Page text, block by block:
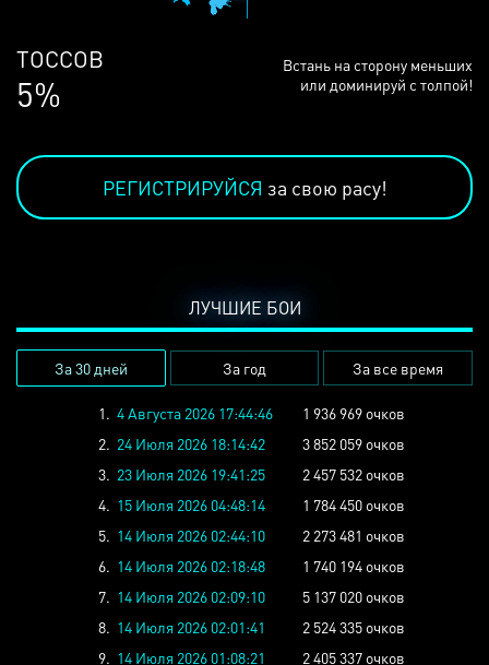
ЛЮДЕЙ
69%
Встань на сторону меньших
или доминируй с толпой!
РЕГИСТРИРУЙСЯ за свою расу!
ЛУЧШИЕ БОИ
За 30 дней За год За все время
1. 4 Августа 2026 17:44:46
1 936 969 очков
2. 24 Июля 2026 18:14:42
3 852 059 очков
3. 23 Июля 2026 19:41:25
2 457 532 очков
4. 15 Июля 2026 04:48:14
1 784 450 очков
5. 14 Июля 2026 02:44:10
2 273 481 очков
6. 14 Июля 2026 02:18:48
1 740 194 очков
7. 14 Июля 2026 02:09:10
5 137 020 очков
8. 14 Июля 2026 02:01:41
2 524 335 очков
9. 14 Июля 2026 01:08:21 2 405 337 очков